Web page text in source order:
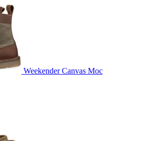
Weekender Canvas Moc